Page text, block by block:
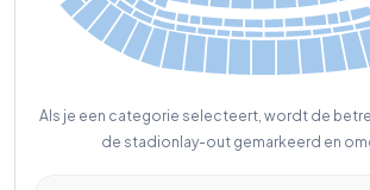
Als je een categorie selecteert, wordt de
de stadionlay-out gemarkeerd en